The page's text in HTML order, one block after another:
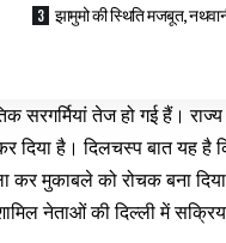
झामुमो की स्थिति मजबूत,
तेज हो गई हैं।
दिया है। दिलचस्प बात यह
कर मुकाबले को रोचक बना
नेताओं की दिल्ली में